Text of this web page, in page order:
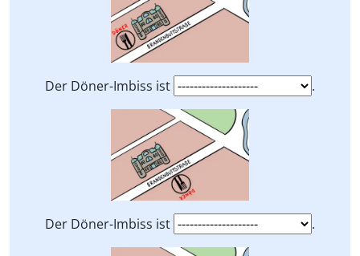
Der Döner-Imbiss ist .
Der Döner-Imbiss ist .